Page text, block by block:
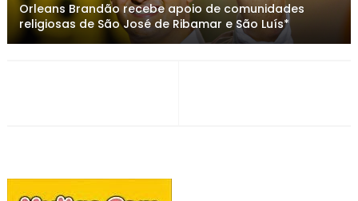
Orleans Brandão recebe apoio de comunidades
religiosas de São José de Ribamar e São Luís*